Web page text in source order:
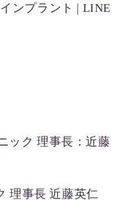
ンプラント | LINE
ック 理事長：近藤
理事長 近藤英仁